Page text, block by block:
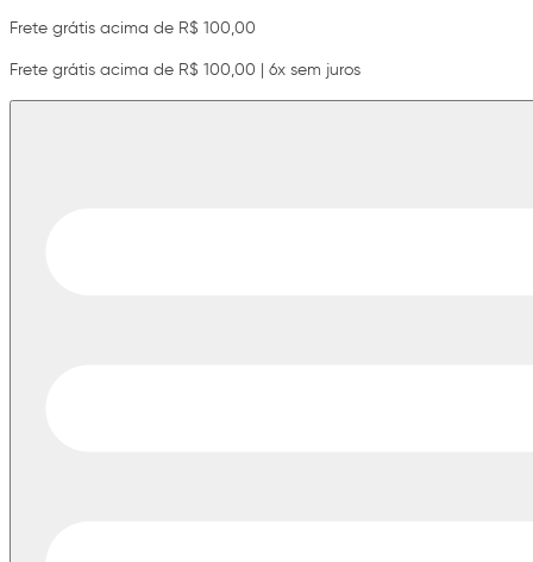
Frete grátis acima de R$ 100,00
Frete grátis acima de R$ 100,00 | 6x sem juros